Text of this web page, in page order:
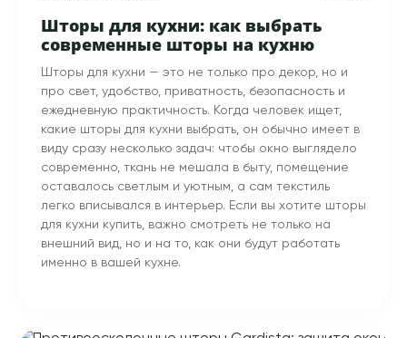
Шторы для кухни: как выбрать
современные шторы на кухню
Шторы для кухни — это не только про декор, но и
про свет, удобство, приватность, безопасность и
ежедневную практичность. Когда человек ищет,
какие шторы для кухни выбрать, он обычно имеет в
виду сразу несколько задач: чтобы окно выглядело
современно, ткань не мешала в быту, помещение
оставалось светлым и уютным, а сам текстиль
легко вписывался в интерьер. Если вы хотите шторы
для кухни купить, важно смотреть не только на
внешний вид, но и на то, как они будут работать
именно в вашей кухне.